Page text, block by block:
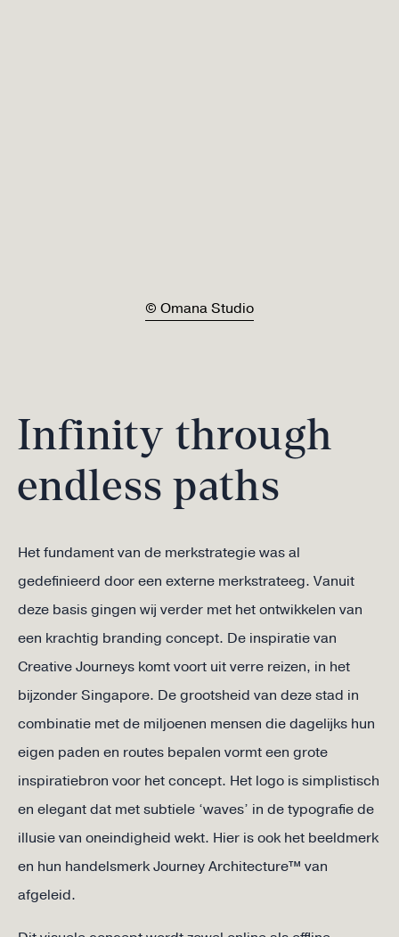
© Omana Studio
Infinity through
endless paths
Het fundament van de merkstrategie was al
gedefinieerd door een externe merkstrateeg. Vanuit
deze basis gingen wij verder met het ontwikkelen van
een krachtig branding concept. De inspiratie van
Creative Journeys komt voort uit verre reizen, in het
bijzonder Singapore. De grootsheid van deze stad in
combinatie met de miljoenen mensen die dagelijks hun
eigen paden en routes bepalen vormt een grote
inspiratiebron voor het concept. Het logo is simplistisch
en elegant dat met subtiele ‘waves’ in de typografie de
illusie van oneindigheid wekt. Hier is ook het beeldmerk
en hun handelsmerk Journey Architecture™ van
afgeleid.